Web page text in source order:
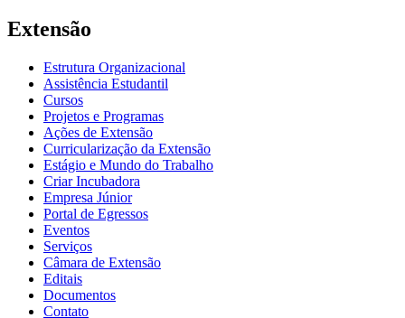
Extensão
Estrutura Organizacional
Assistência Estudantil
Cursos
Projetos e Programas
Ações de Extensão
Curricularização da Extensão
Estágio e Mundo do Trabalho
Criar Incubadora
Empresa Júnior
Portal de Egressos
Eventos
Serviços
Câmara de Extensão
Editais
Documentos
Contato